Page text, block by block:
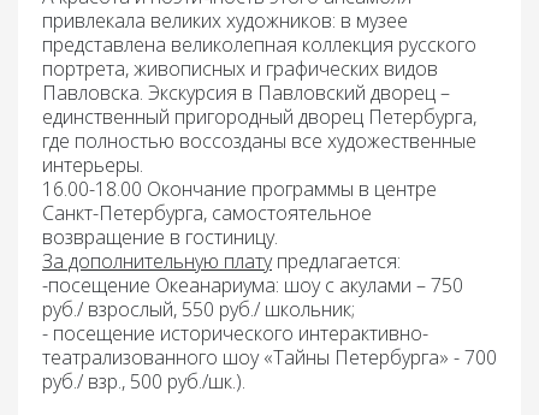
привлекала великих художников: в музее
представлена великолепная коллекция русского
портрета, живописных и графических видов
Павловска. Экскурсия в Павловский дворец –
единственный пригородный дворец Петербурга,
где полностью воссозданы все художественные
интерьеры.
16.00-18.00 Окончание программы в центре
Санкт-Петербурга, самостоятельное
возвращение в гостиницу.
За дополнительную платупредлагается:
-посещение Океанариума: шоу с акулами – 750
руб./ взрослый, 550 руб./ школьник;
- посещение исторического интерактивно-
театрализованного шоу «Тайны Петербурга» - 700
руб./ взр., 500 руб./шк.).